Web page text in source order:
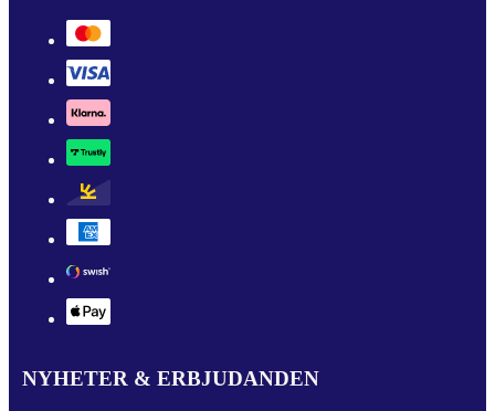
NYHETER & ERBJUDANDEN